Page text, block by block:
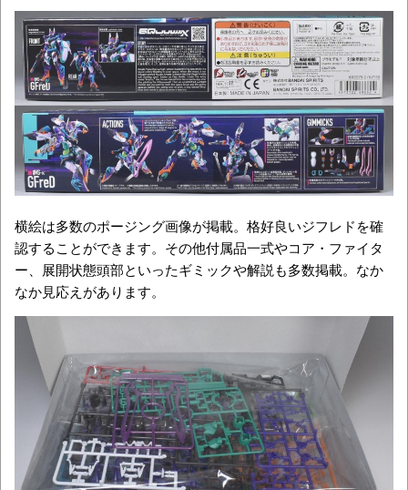
横絵は多数のポージング画像が掲載。格好良いジフレドを確
認することができます。その他付属品一式やコア・ファイタ
ー、展開状態頭部といったギミックや解説も多数掲載。なか
なか見応えがあります。